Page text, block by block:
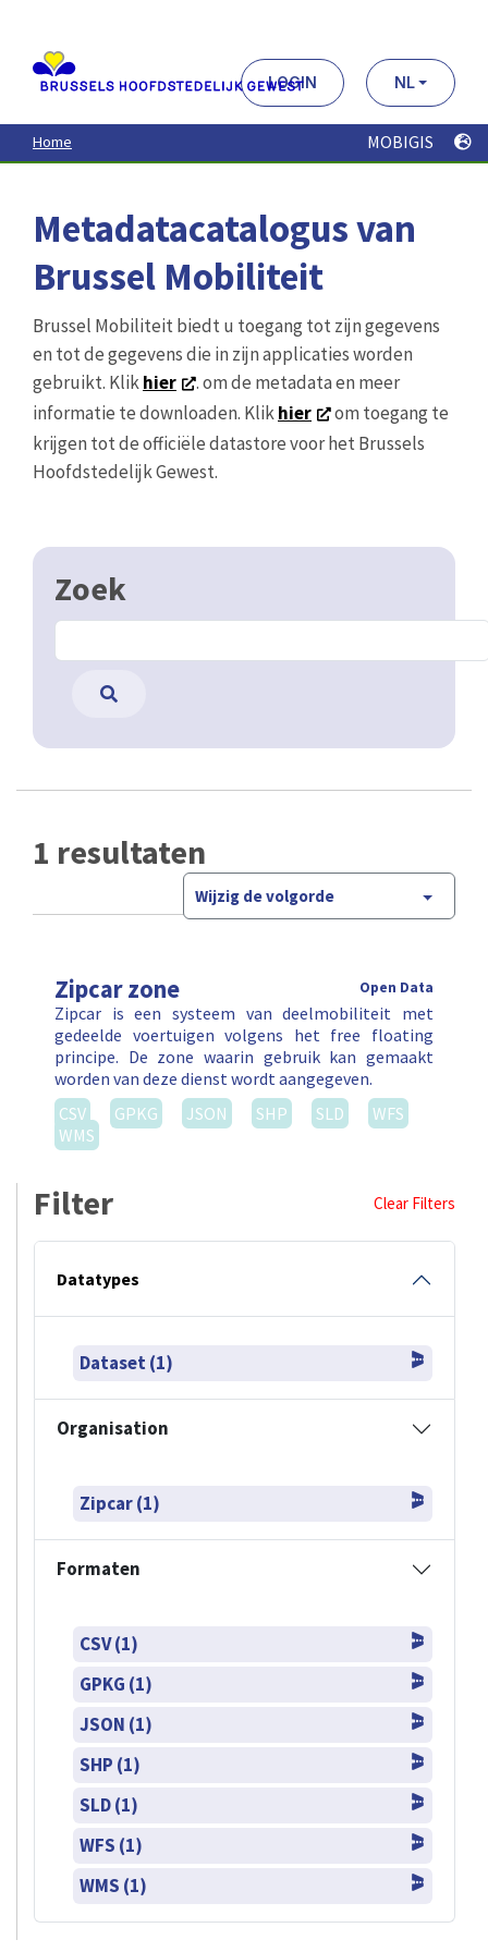
contenu
principal
LOGIN NL
Home MOBIGIS
Metadatacatalogus van
Brussel Mobiliteit
Brussel Mobiliteit biedt u toegang tot zijn gegevens
en tot de gegevens die in zijn applicaties worden
gebruikt. Klikhier
. om de metadata en meer
informatie te downloaden. Klikhier
om toegang te
krijgen tot de officiële datastore voor het Brussels
Hoofdstedelijk Gewest.
Zoek
1 resultaten
Wijzig de volgorde
Zipcar zone Open Data
Zipcar is een systeem van deelmobiliteit met
gedeelde voertuigen volgens het free floating
principe. De zone waarin gebruik kan gemaakt
worden van deze dienst wordt aangegeven.
CSV
GPKG JSON SHP SLD
WFS
WMS
Filter Clear Filters
Datatypes
Dataset (1)
Organisation
Zipcar (1)
Formaten
CSV (1)
GPKG (1)
JSON (1)
SHP (1)
SLD (1)
WFS (1)
WMS (1)